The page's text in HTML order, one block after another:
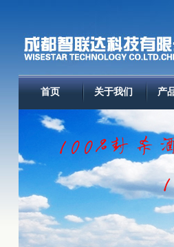
首页 关于我们 产